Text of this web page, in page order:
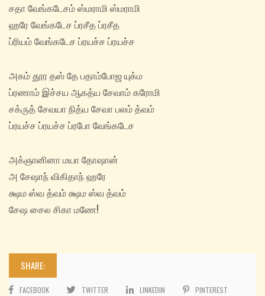
சதா வேங்கடேசம் ஸ்மராமி ஸ்மராமி
ஹரே வேங்கடேச ப்ரசீத ப்ரசீத
ப்ரியம் வேங்கடேச ப்ரயச்ச ப்ரயச்ச
அகம் தூர தஸ் தே பதாம்போஜ யுக்ம
ப்ரணாம் இச்சய ஆகத்ய சேவாம் கரோமி
சக்ருத் சேவயா நித்ய சேவா பலம் த்வம்
ப்ரயச்ச ப்ரயச்ச ப்ரபோ வேங்கடேச
அக்ஞானினா மயா தோஷான்
அ சேஷாந் விகிதாந் ஹரே
க்ஷம ஸ்வ த்வம் க்ஷம ஸ்வ த்வம்
சேஷ சைல சிகா மணே!
SHARE:
FACEBOOK TWITTER LINKEDIN PINTEREST